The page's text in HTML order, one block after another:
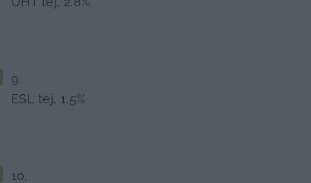
ESL tej, 1,5%